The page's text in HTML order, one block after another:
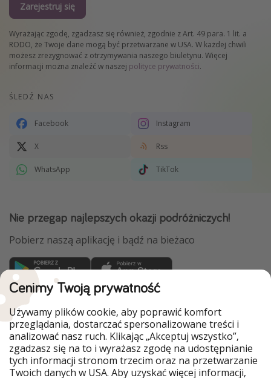
Zarejestruj się
Wyrażając zgodę, zgadzasz się również, zgodnie z Art. 49 para. 1 lit. a
RODO, że Twoje dane mogą być przetwarzane w USA. W każdej chwili
możesz zrezygnować z otrzymywania naszego biuletynu. Więcej
informacji można znaleźć w naszej polityce prywatności.
ŚLEDŹ NAS
Facebook Instagram
X Rss
WhatsApp TikTok
Nie przegap najlepszych okazji podróżniczych!
Pobierz naszą aplikację i bądź na bieżaco
WakacyjniPiraci są częścią Grupy HolidayPirates
Nasze rynki
PiratinViaggio
HolidayPirates
VakantiePiraten
VoyagesPirates
Ferienpiraten
Urlaubspiraten
Urlaubspiraten
ViajerosPiratas
Cenimy Twoją prywatność
Używamy plików cookie, aby poprawić komfort
przeglądania, dostarczać spersonalizowane treści i
analizować nasz ruch. Klikając „Akceptuj wszystko”,
zgadzasz się na to i wyrażasz zgodę na udostępnianie
tych informacji stronom trzecim oraz na przetwarzanie
Twoich danych w USA. Aby uzyskać więcej informacji,